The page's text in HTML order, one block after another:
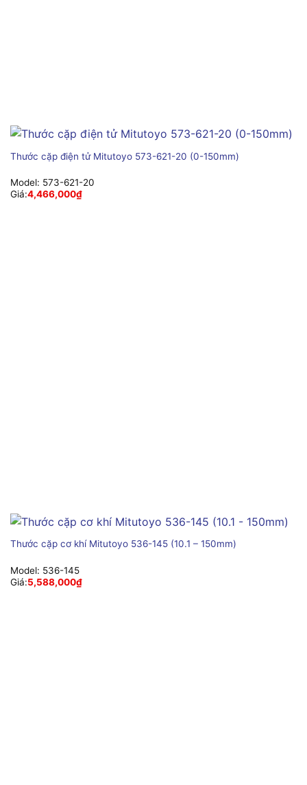
Thước cặp điện tử Mitutoyo 573-621-20 (0-150mm)
Model: 573-621-20
Giá:4,466,000₫
Thước cặp cơ khí Mitutoyo 536-145 (10.1 – 150mm)
Model: 536-145
Giá:5,588,000₫